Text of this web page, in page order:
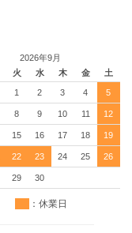
2026年9月
火 水 木 金 土
1 2 3 4 5
8 9 10 11 12
15 16 17 18 19
22 23 24 25 26
29 30
：休業日